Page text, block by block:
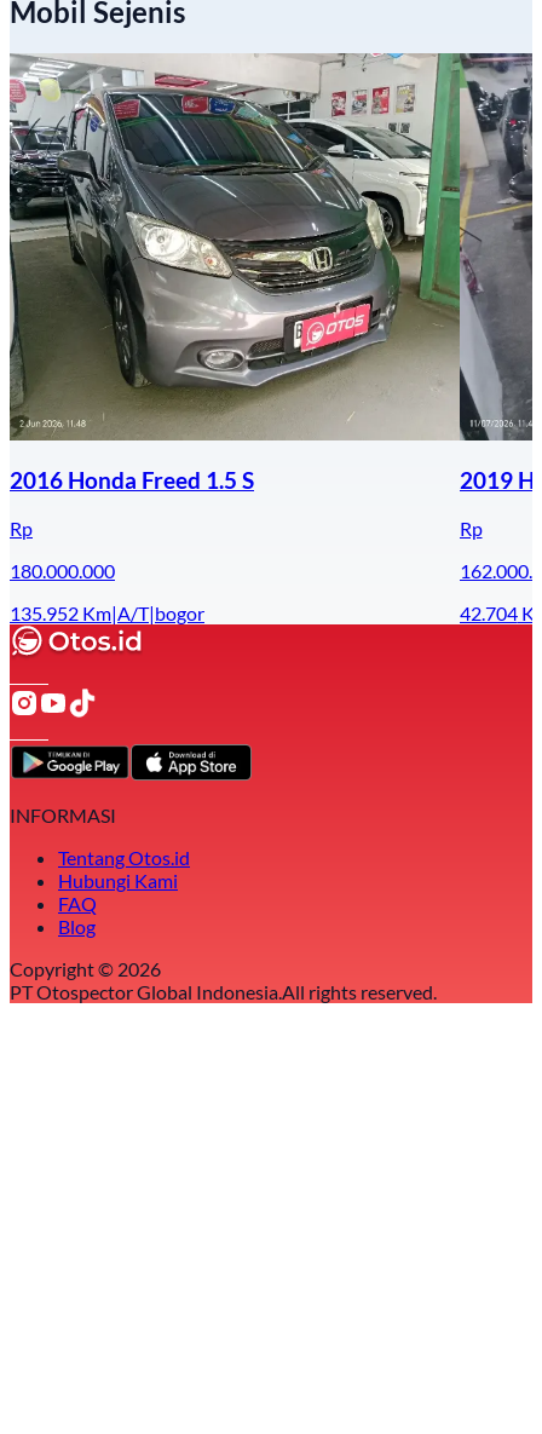
Mobil Sejenis
2016 Honda Freed 1.5 S
Rp
180.000.000
135.952 Km|A/T|bogor
2019
Rp
42.704
INFORMASI
Tentang Otos.id
Hubungi Kami
FAQ
Blog
Copyright © 2026
PT Otospector Global Indonesia. All rights reserved.